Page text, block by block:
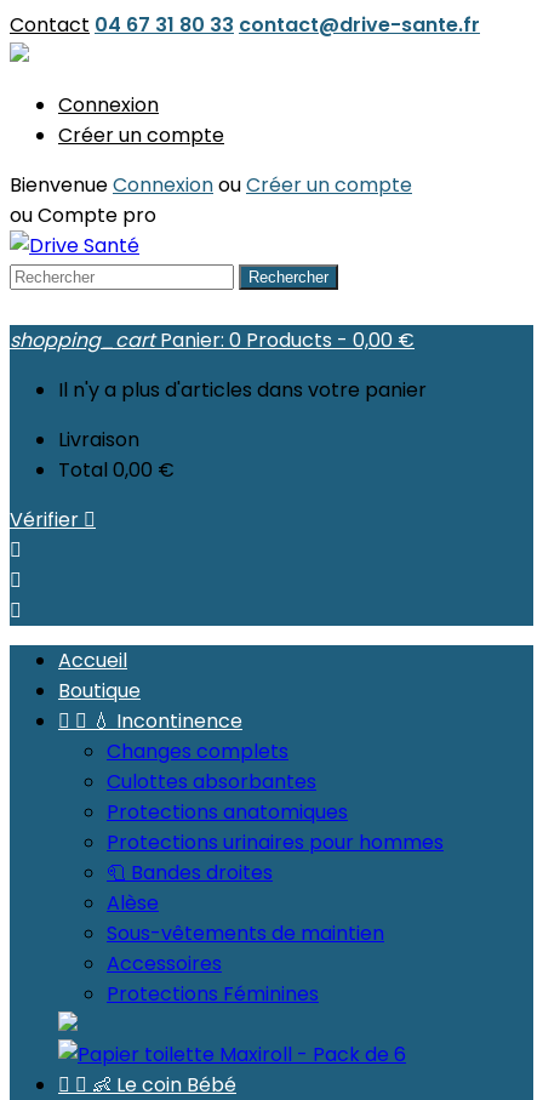
Contact 04 67 31 80 33 contact@drive-sante.fr
Connexion
Créer un compte
BienvenueConnexionouCréer un compte
ouCompte pro
Rechercher
shopping_cart Panier: 0 Products - 0,00 €
Il n'y a plus d'articles dans votre panier
Livraison
Total 0,00 €
Vérifier 



Accueil
Boutique
  💧 Incontinence
Changes complets
Culottes absorbantes
Protections anatomiques
Protections urinaires pour hommes
🧻 Bandes droites
Alèse
Sous-vêtements de maintien
Accessoires
Protections Féminines
  👶 Le coin Bébé